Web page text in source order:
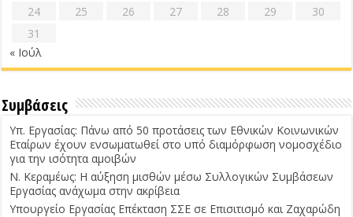
24
25 26 27 28 29
30
31
« Ιούλ
Συμβάσεις
Υπ. Εργασίας: Πάνω από 50 προτάσεις των Εθνικών Κοινωνικών
Εταίρων έχουν ενσωματωθεί στο υπό διαμόρφωση νομοσχέδιο
για την ισότητα αμοιβών
Ν. Κεραμέως: Η αύξηση μισθών μέσω Συλλογικών Συμβάσεων
Εργασίας ανάχωμα στην ακρίβεια
Υπουργείο Εργασίας Επέκταση ΣΣΕ σε Επισιτισμό και Ζαχαρώδη